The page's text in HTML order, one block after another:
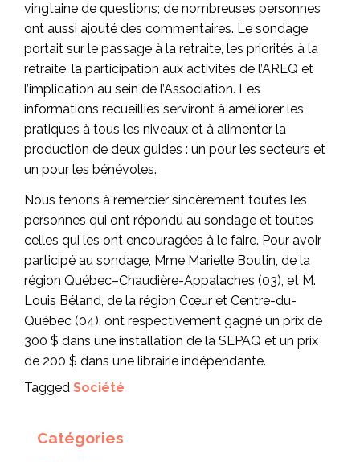
vingtaine de questions; de nombreuses personnes
ont aussi ajouté des commentaires. Le sondage
portait sur le passage à la retraite, les priorités à la
retraite, la participation aux activités de l’AREQ et
l’implication au sein de l’Association. Les
informations recueillies serviront à améliorer les
pratiques à tous les niveaux et à alimenter la
production de deux guides : un pour les secteurs et
un pour les bénévoles.
Nous tenons à remercier sincèrement toutes les
personnes qui ont répondu au sondage et toutes
celles qui les ont encouragées à le faire. Pour avoir
participé au sondage, Mme Marielle Boutin, de la
région Québec–Chaudière-Appalaches (03), et M.
Louis Béland, de la région Cœur et Centre-du-
Québec (04), ont respectivement gagné un prix de
300 $ dans une installation de la SEPAQ et un prix
de 200 $ dans une librairie indépendante.
Tagged Société
Catégories